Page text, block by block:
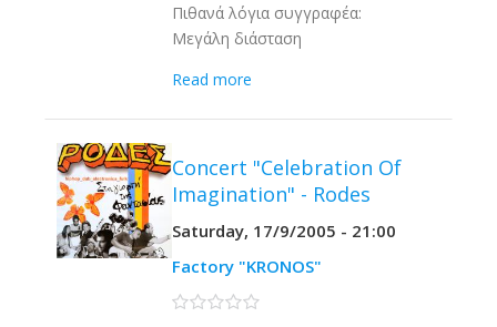
Πιθανά λόγια συγγραφέα:
Μεγάλη διάσταση
Read more
Concert "Celebration Of
Imagination" - Rodes
Saturday, 17/9/2005 - 21:00
Factory "KRONOS"
0 stars